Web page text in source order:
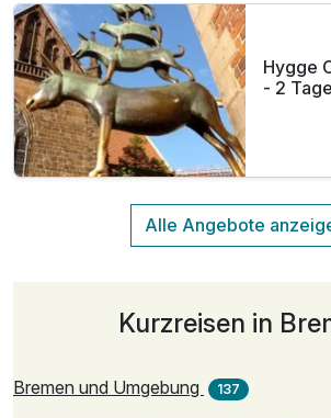
Hygge
- 2
Kurzreisen in
Bremen und Umgebung 137